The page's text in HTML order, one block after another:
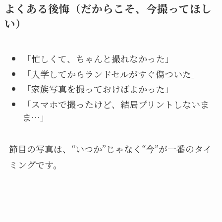
よくある後悔（だからこそ、今撮ってほし
い）
「忙しくて、ちゃんと撮れなかった」
「入学してからランドセルがすぐ傷ついた」
「家族写真を撮っておけばよかった」
「スマホで撮ったけど、結局プリントしないま
ま…」
節目の写真は、“いつか”じゃなく“今”が一番のタイ
ミングです。